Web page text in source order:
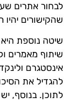
לבחור אתרים
שהקישורים יהיו
שיטה נוספת
שיתוף מאמרים
אינסטגרם
להגדיל את
לתוכן. בנוסף,